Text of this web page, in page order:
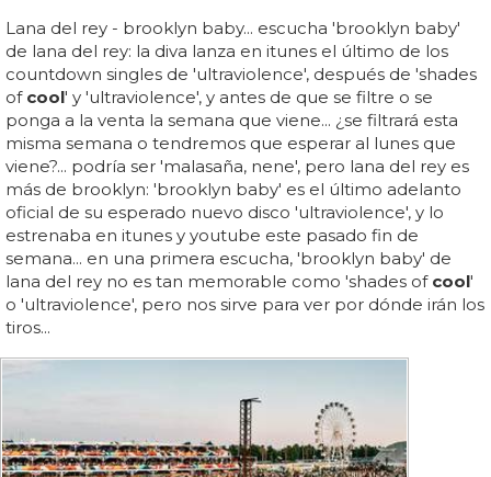
Lana del rey - brooklyn baby... escucha 'brooklyn baby'
de lana del rey: la diva lanza en itunes el último de los
countdown singles de 'ultraviolence', después de 'shades
of cool' y 'ultraviolence', y antes de que se filtre o se
ponga a la venta la semana que viene... ¿se filtrará esta
misma semana o tendremos que esperar al lunes que
viene?... podría ser 'malasaña, nene', pero lana del rey es
más de brooklyn: 'brooklyn baby' es el último adelanto
oficial de su esperado nuevo disco 'ultraviolence', y lo
estrenaba en itunes y youtube este pasado fin de
semana... en una primera escucha, 'brooklyn baby' de
lana del rey no es tan memorable como 'shades of cool'
o 'ultraviolence', pero nos sirve para ver por dónde irán los
tiros...